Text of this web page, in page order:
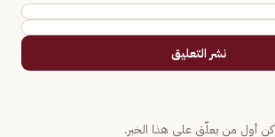
نشر التعليق
كن أول من يعلّق على هذا الخبر.